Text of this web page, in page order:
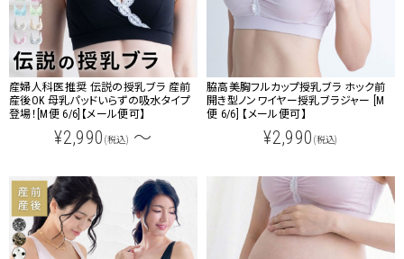
産婦人科医推奨 伝説の授乳ブラ 産前
産後OK 母乳パッドいらずの吸水タイプ
登場！[M便 6/6]【メール便可】
¥2,990 (税込) ～
脇高美胸フルカップ授乳ブラ ホック前
開き型ノンワイヤー授乳ブラジャー [M
便 6/6] 【メール便可】
¥2,990 (税込)